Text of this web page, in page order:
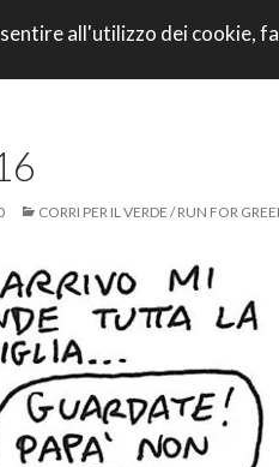
CORRI CON NOI
CORRI PER IL VERDE / RUN FOR
all'utilizzo dei cookie,